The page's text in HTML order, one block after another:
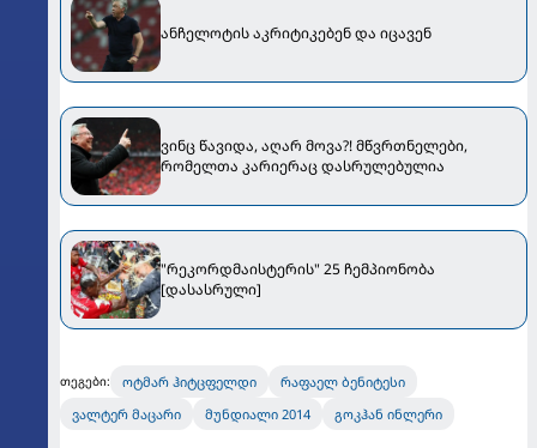
ანჩელოტის აკრიტიკებენ და იცავენ
ვინც წავიდა, აღარ მოვა?! მწვრთნელები,
რომელთა კარიერაც დასრულებულია
"რეკორდმაისტერის" 25 ჩემპიონობა
[დასასრული]
თეგები: ოტმარ ჰიტცფელდი
რაფაელ ბენიტესი
ვალტერ მაცარი
მუნდიალი 2014 გოკჰან ინლერი